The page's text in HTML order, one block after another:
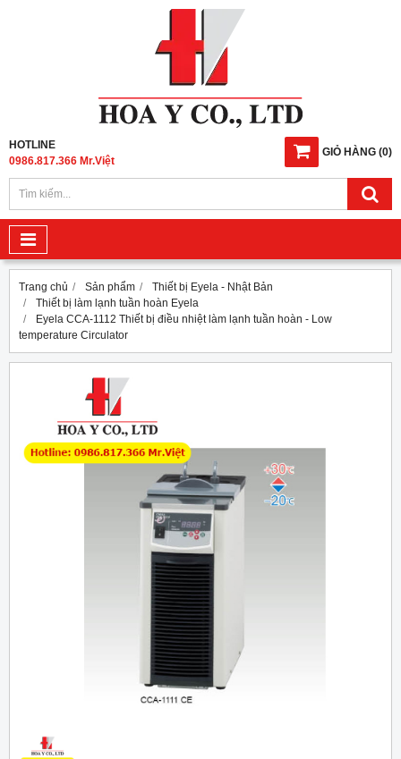
GIỎ HÀNG (0)
HOTLINE
0986.817.366 Mr.Việt
Trang chủ Sản phẩm
Thiết bị Eyela - Nhật Bản
Thiết bị làm lạnh tuần hoàn Eyela
Eyela CCA-1112 Thiết bị điều nhiệt làm lạnh tuần hoàn - Low
temperature Circulator